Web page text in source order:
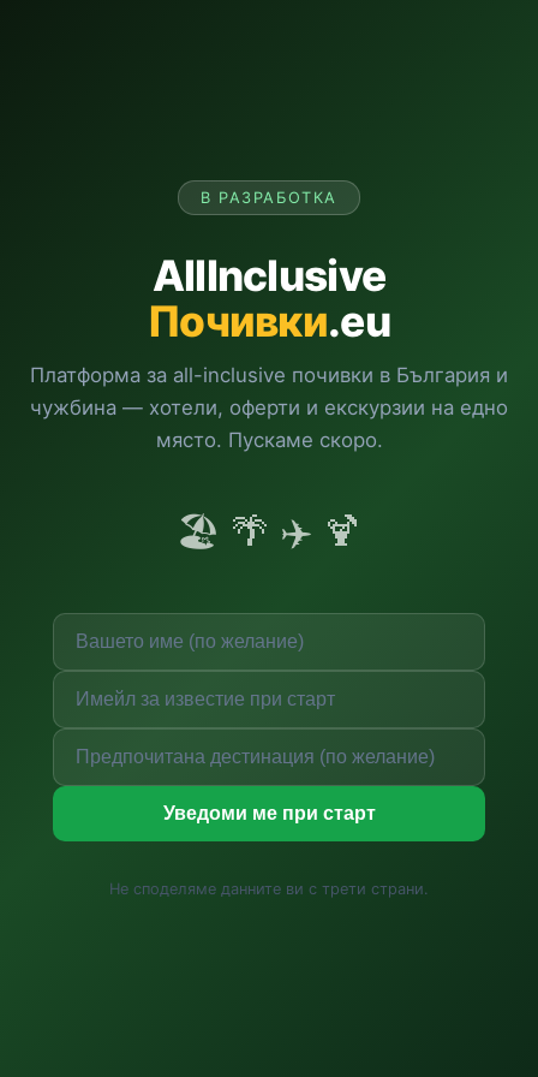
В РАЗРАБОТКА
AllInclusive
Почивки.eu
Платформа за all-inclusive почивки в България и
чужбина — хотели, оферти и екскурзии на едно
място. Пускаме скоро.
🏖️ 🌴 ✈️ 🍹
Уведоми ме при старт
Не споделяме данните ви с трети страни.